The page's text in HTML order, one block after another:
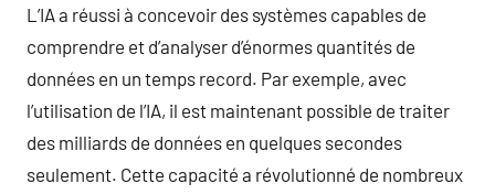
L’IA a réussi à concevoir des systèmes capables de
comprendre et d’analyser d’énormes quantités de
données en un temps record. Par exemple, avec
l’utilisation de l’IA, il est maintenant possible de traiter
des milliards de données en quelques secondes
seulement. Cette capacité a révolutionné de nombreux